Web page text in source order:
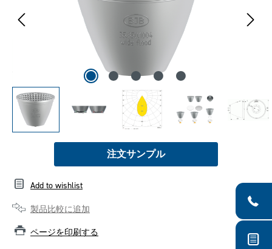
注文サンプル
Add to wishlist
製品比較に追加
ページを印刷する